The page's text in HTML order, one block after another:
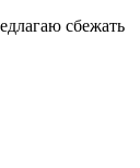
сбежать